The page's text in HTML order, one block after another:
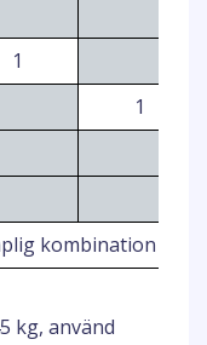
1
1
kombination av
kg, använd